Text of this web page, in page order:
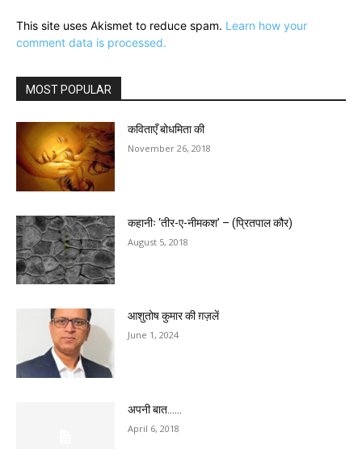
This site uses Akismet to reduce spam. Learn how your
comment data is processed.
MOST POPULAR
कविताएँ बोधमिता की
November 26, 2018
कहानीः ‘तीर-ए-नीमकश’ – (प्रितपाल कौर)
August 5, 2018
आशुतोष कुमार की ग़ज़लें
June 1, 2024
अपनी बात……
April 6, 2018